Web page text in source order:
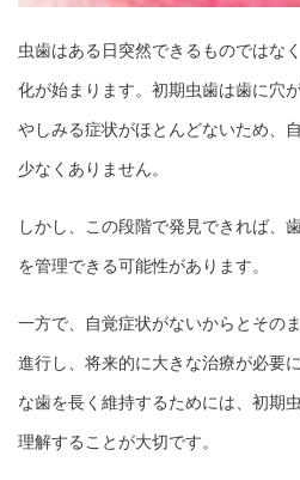
虫歯はある日突然できるものではな
化が始まります。初期虫歯は歯に穴
やしみる症状がほとんどないため、
少なくありません。
しかし、この段階で発見できれば、
を管理できる可能性があります。
一方で、自覚症状がないからとその
進行し、将来的に大きな治療が必要
な歯を長く維持するためには、初期
理解することが大切です。